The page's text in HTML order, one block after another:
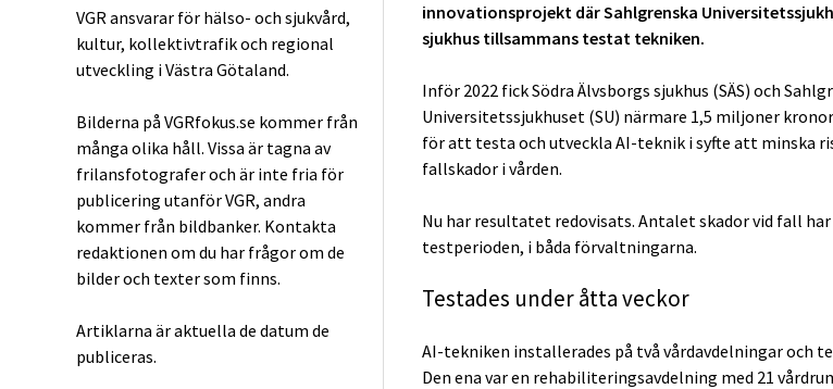
VGR ansvarar för hälso- och sjukvård,
kultur, kollektivtrafik och regional
utveckling i Västra Götaland.
Bilderna på VGRfokus.se kommer från
många olika håll. Vissa är tagna av
frilansfotografer och är inte fria för
publicering utanför VGR, andra
kommer från bildbanker. Kontakta
redaktionen om du har frågor om de
bilder och texter som finns.
Artiklarna är aktuella de datum de
publiceras.
innovationsprojekt där Sahlgrenska
sjukhus tillsammans testat tekniken.
Inför 2022 fick Södra Älvsborgs sjukhus (SÄS) och
Universitetssjukhuset (SU) närmare 1,5 miljoner
för att testa och utveckla AI-teknik i syfte att minska
fallskador i vården.
Nu har resultatet redovisats. Antalet skador vid fall
testperioden, i båda förvaltningarna.
Testades under åtta veckor
AI-tekniken installerades på två vårdavdelningar och
Den ena var en rehabiliteringsavdelning med 21